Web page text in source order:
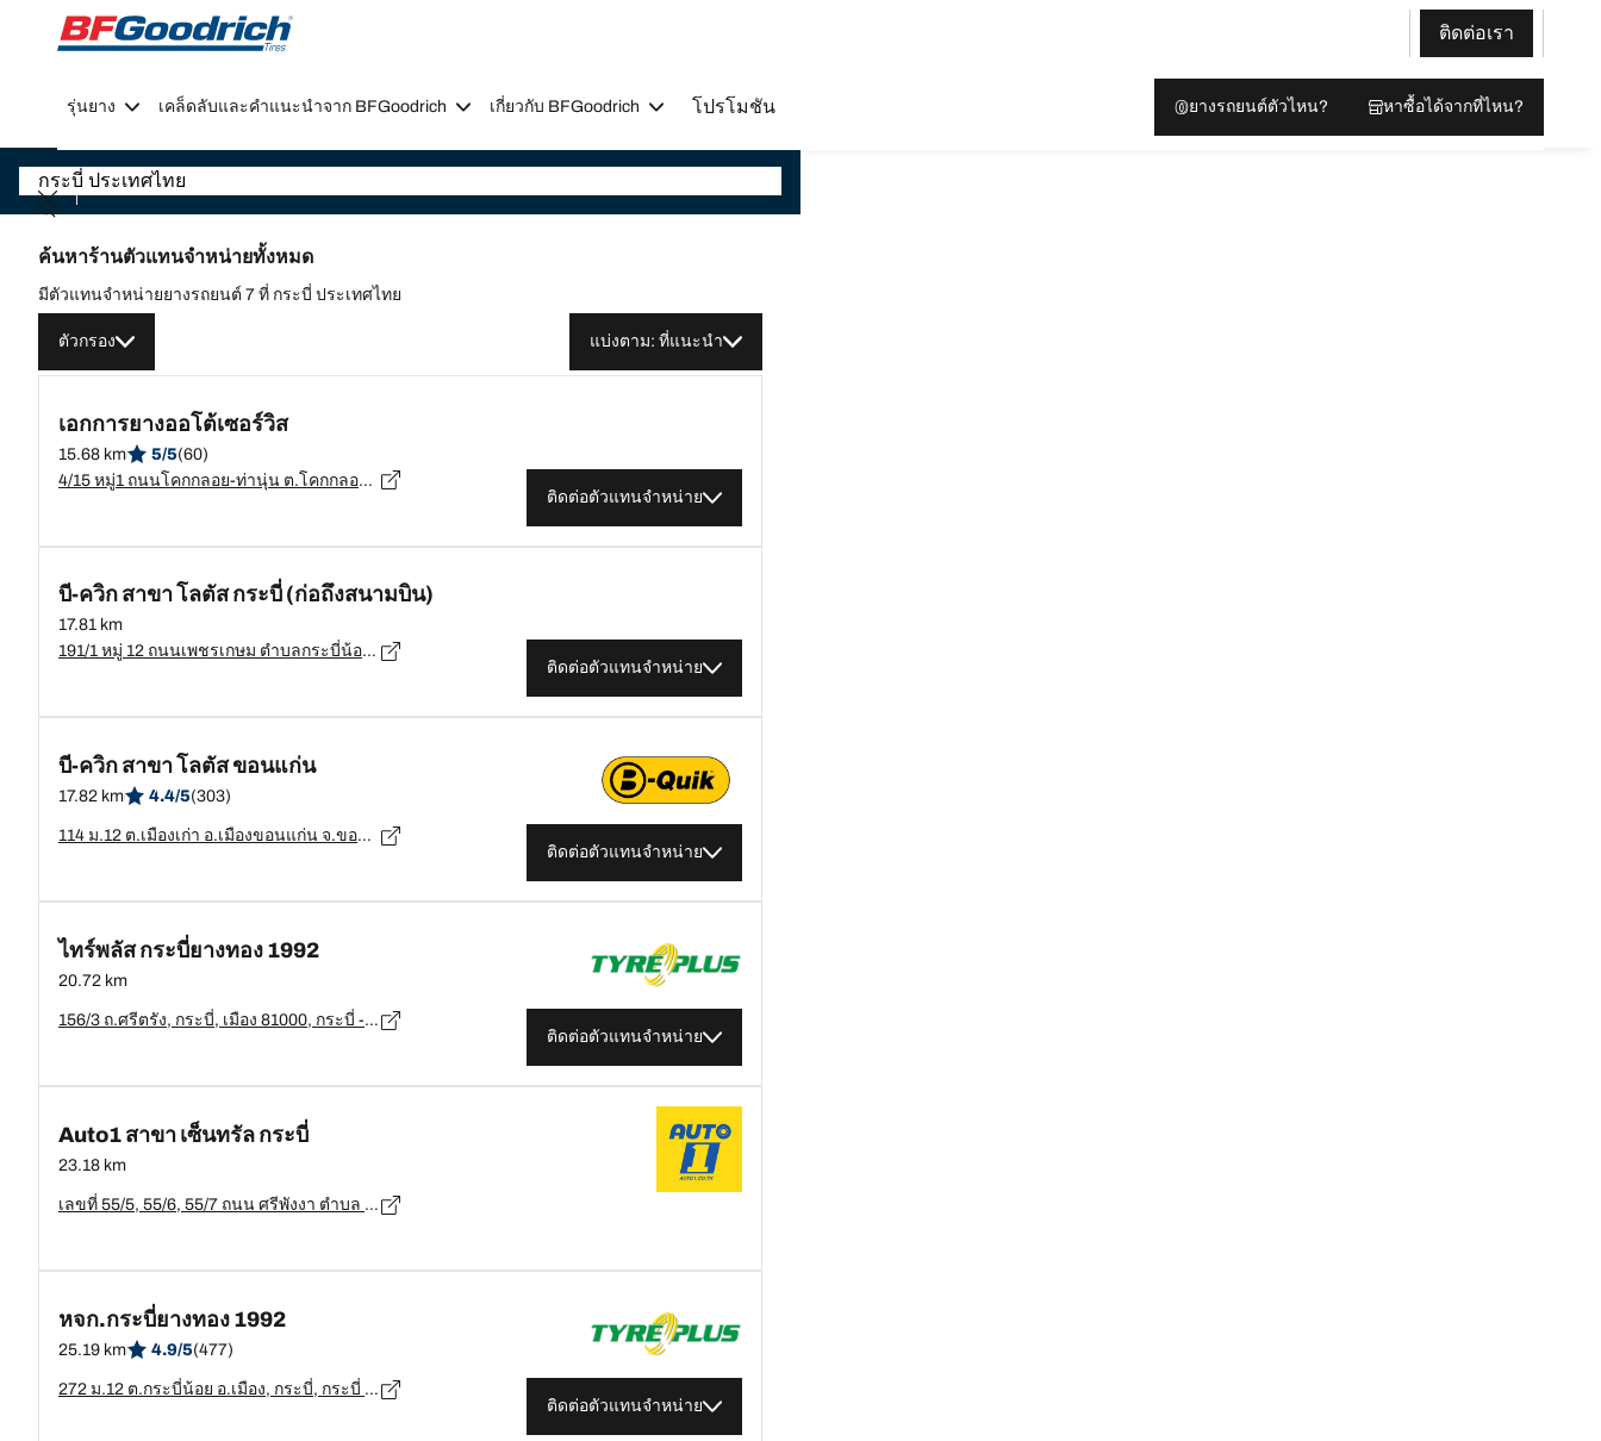
Go to page content
Go to page navigation
ติดต่อเรา
รุ่นยาง เคล็ดลับและคำแนะนำจาก BFGoodrich เกี่ยวกับ BFGoodrich โปรโมชัน ยางรถยนต์ตัวไหน? หาซื้อได้จากที่ไหน?
ค้นหาร้านตัวแทนจำหน่ายทั้งหมด
มีตัวแทนจำหน่ายยางรถยนต์ 7 ที่ กระบี่ ประเทศไทย
ตัวกรอง แบ่งตาม: ที่แนะนำ
เอกการยางออโต้เซอร์วิส
15.68 km 5/5(60)
4/15 หมู่1 ถนนโคกกลอย-ท่านุ่น ต.โคกกลอย, พังงา, อ.ตะกั่วทุ่ง - 82140
ติดต่อตัวแทนจำหน่าย
บี-ควิก สาขา โลตัส กระบี่ (ก่อถึงสนามบิน)
17.81 km
191/1 หมู่ 12 ถนนเพชรเกษม ตำบลกระบี่น้อย อำเภอเมืองกระบี่ จังหวัดกระบี่ 81000, กระบี่ - 81000
ติดต่อตัวแทนจำหน่าย
บี-ควิก สาขา โลตัส ขอนแก่น
17.82 km 4.4/5(303)
114 ม.12 ต.เมืองเก่า อ.เมืองขอนแก่น จ.ขอนแก่น, ขอนแก่น - 40000
ติดต่อตัวแทนจำหน่าย
ไทร์พลัส กระบี่ยางทอง 1992
20.72 km
156/3 ถ.ศรีตรัง, กระบี่, เมือง 81000, กระบี่ - 81000
ติดต่อตัวแทนจำหน่าย
Auto1 สาขา เซ็นทรัล กระบี่
23.18 km
เลขที่ 55/5, 55/6, 55/7 ถนน ศรีพังงา ตำบล กระบี่ใหญ่ อำเภอเมืองกระบี่, กระบี่ - 81000
หจก.กระบี่ยางทอง 1992
25.19 km 4.9/5(477)
272 ม.12 ต.กระบี่น้อย อ.เมือง, กระบี่, กระบี่ 81000, Paknam, Mueang Krabi, กระบี่ - 81000
ติดต่อตัวแทนจำหน่าย